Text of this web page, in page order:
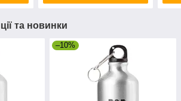
та новинки
–10%